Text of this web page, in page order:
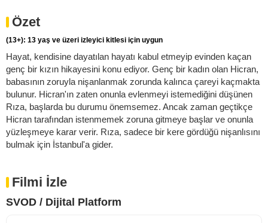
Özet
(13+): 13 yaş ve üzeri izleyici kitlesi için uygun
Hayat, kendisine dayatılan hayatı kabul etmeyip evinden kaçan
genç bir kızın hikayesini konu ediyor. Genç bir kadın olan Hicran,
babasının zoruyla nişanlanmak zorunda kalınca çareyi kaçmakta
bulunur. Hicran'ın zaten onunla evlenmeyi istemediğini düşünen
Rıza, başlarda bu durumu önemsemez. Ancak zaman geçtikçe
Hicran tarafından istenmemek zoruna gitmeye başlar ve onunla
yüzleşmeye karar verir. Rıza, sadece bir kere gördüğü nişanlısını
bulmak için İstanbul'a gider.
Filmi İzle
SVOD / Dijital Platform